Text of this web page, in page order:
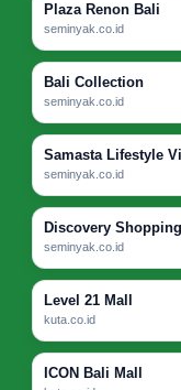
Plaza Renon Bali
seminyak.co.id
Bali Collection
seminyak.co.id
Samasta Lifestyle
seminyak.co.id
Discovery Shopping
seminyak.co.id
Level 21 Mall
kuta.co.id
ICON Bali Mall